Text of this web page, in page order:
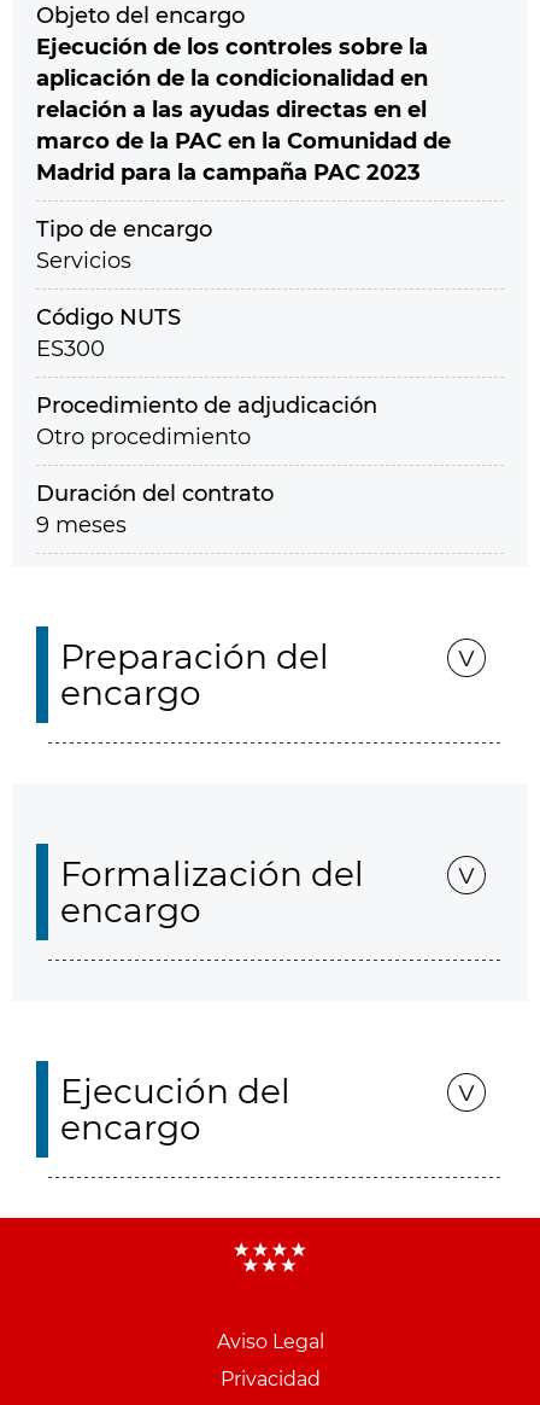
Objeto del encargo
Ejecución de los controles sobre la
aplicación de la condicionalidad en
relación a las ayudas directas en el
marco de la PAC en la Comunidad de
Madrid para la campaña PAC 2023
Tipo de encargo
Servicios
Código NUTS
ES300
Procedimiento de adjudicación
Otro procedimiento
Duración del contrato
9 meses
Preparación del
encargo
Formalización del
encargo
Ejecución del
encargo
Aviso Legal
Privacidad